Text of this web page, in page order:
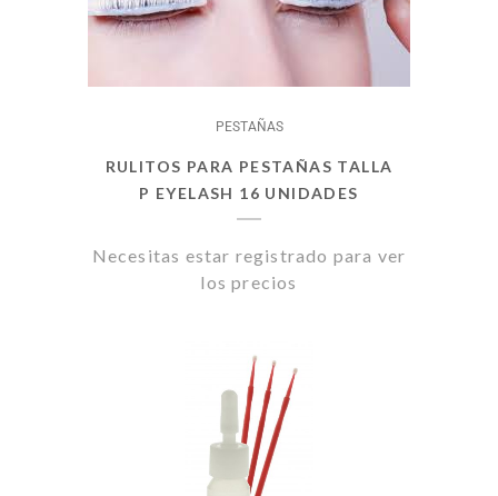
PESTAÑAS
RULITOS PARA PESTAÑAS TALLA
P EYELASH 16 UNIDADES
Necesitas estar registrado para ver
los precios